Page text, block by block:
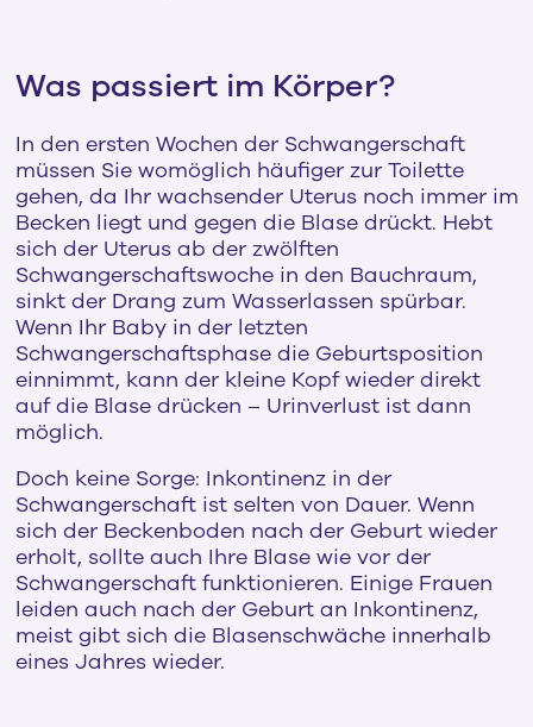
Was passiert im Körper?
In den ersten Wochen der Schwangerschaft
müssen Sie womöglich häufiger zur Toilette
gehen, da Ihr wachsender Uterus noch immer im
Becken liegt und gegen die Blase drückt. Hebt
sich der Uterus ab der zwölften
Schwangerschaftswoche in den Bauchraum,
sinkt der Drang zum Wasserlassen spürbar.
Wenn Ihr Baby in der letzten
Schwangerschaftsphase die Geburtsposition
einnimmt, kann der kleine Kopf wieder direkt
auf die Blase drücken – Urinverlust ist dann
möglich.
Doch keine Sorge: Inkontinenz in der
Schwangerschaft ist selten von Dauer. Wenn
sich der Beckenboden nach der Geburt wieder
erholt, sollte auch Ihre Blase wie vor der
Schwangerschaft funktionieren. Einige Frauen
leiden auch nach der Geburt an Inkontinenz,
meist gibt sich die Blasenschwäche innerhalb
eines Jahres wieder.